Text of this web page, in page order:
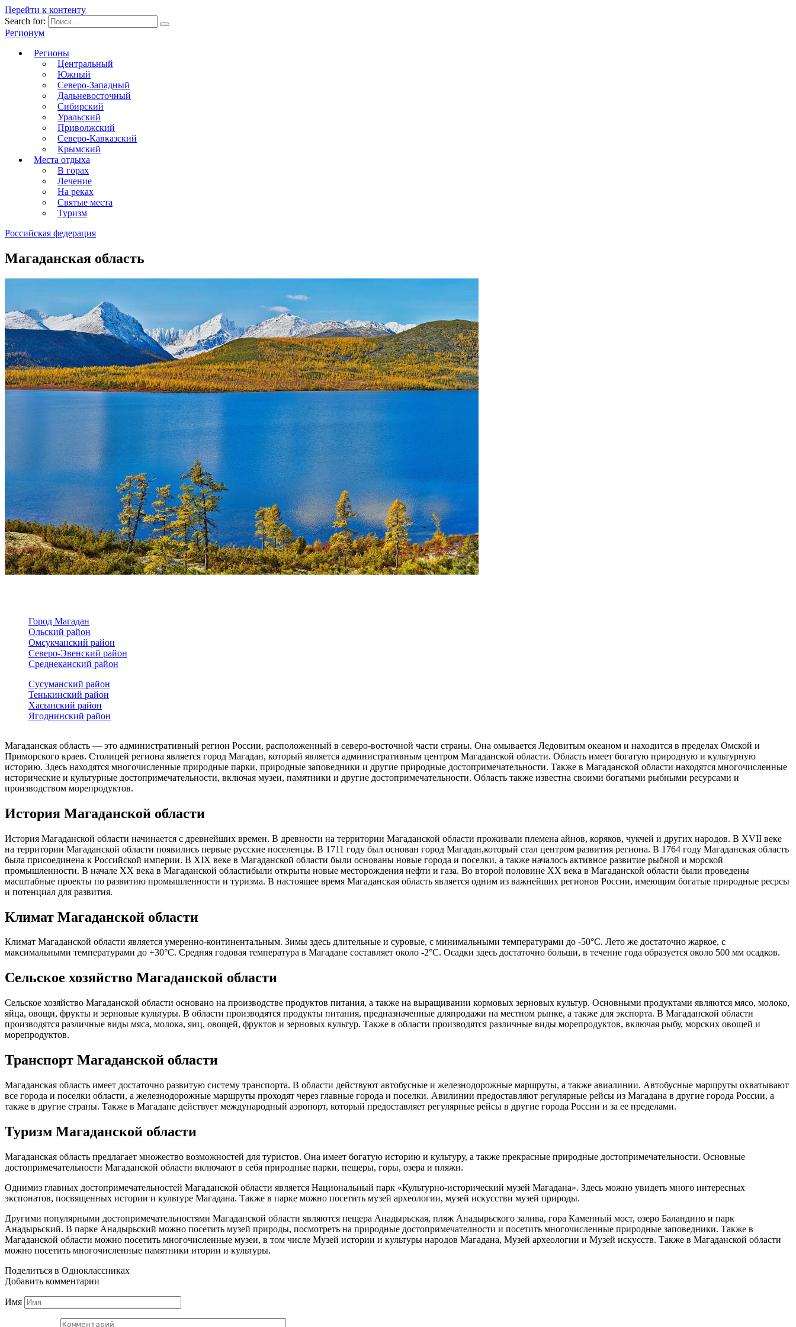
Перейти к контенту
Search for:
Регионум
Регионы
Центральный
Южный
Северо-Западный
Дальневосточный
Сибирский
Уральский
Приволжский
Северо-Кавказский
Крымский
Места отдыха
В горах
Лечение
На реках
Святые места
Туризм
Российская федерация
Магаданская область
Город Магадан
Ольский район
Омсукчанский район
Северо-Эвенский район
Среднеканский район
Сусуманский район
Тенькинский район
Хасынский район
Ягоднинский район
Магаданская область — это административный регион России, расположенный в северо-восточной части страны. Она омывается Ледовитым океаном и находится в пределах Омской и
Приморского краев. Столицей региона является город Магадан, который является административным центром Магаданской области. Область имеет богатую природную и культурную
историю. Здесь находятся многочисленные природные парки, природные заповедники и другие природные достопримечательности. Также в Магаданской области находятся многочисленные
исторические и культурные достопримечательности, включая музеи, памятники и другие достопримечательности. Область также известна своими богатыми рыбными ресурсами и
производством морепродуктов.
История Магаданской области
История Магаданской области начинается с древнейших времен. В древности на территории Магаданской области проживали племена айнов, коряков, чукчей и других народов. В XVII веке
на территории Магаданской области появились первые русские поселенцы. В 1711 году был основан город Магадан,который стал центром развития региона. В 1764 году Магаданская область
была присоединена к Российской империи. В XIX веке в Магаданской области были основаны новые города и поселки, а также началось активное развитие рыбной и морской
промышленности. В начале XX века в Магаданской областибыли открыты новые месторождения нефти и газа. Во второй половине XX века в Магаданской области были проведены
масштабные проекты по развитию промышленности и туризма. В настоящее время Магаданская область является одним из важнейших регионов России, имеющим богатые природные ресрсы
и потенциал для развития.
Климат Магаданской области
Климат Магаданской области является умеренно-континентальным. Зимы здесь длительные и суровые, с минимальными температурами до -50°C. Лето же достаточно жаркое, с
максимальными температурами до +30°C. Средняя годовая температура в Магадане составляет около -2°C. Осадки здесь достаточно больши, в течение года образуется около 500 мм осадков.
Сельское хозяйство Магаданской области
Сельское хозяйство Магаданской области основано на производстве продуктов питания, а также на выращивании кормовых зерновых культур. Основными продуктами являются мясо, молоко,
яйца, овощи, фрукты и зерновые культуры. В области производятся продукты питания, предназначенные дляпродажи на местном рынке, а также для экспорта. В Магаданской области
производятся различные виды мяса, молока, яиц, овощей, фруктов и зерновых культур. Также в области производятся различные виды морепродуктов, включая рыбу, морских овощей и
морепродуктов.
Транспорт Магаданской области
Магаданская область имеет достаточно развитую систему транспорта. В области действуют автобусные и железнодорожные маршруты, а также авиалинии. Автобусные маршруты охватывают
все города и поселки области, а железнодорожные маршруты проходят через главные города и поселки. Авилинии предоставляют регулярные рейсы из Магадана в другие города России, а
также в другие страны. Также в Магадане действует международный аэропорт, который предоставляет регулярные рейсы в другие города России и за ее пределами.
Туризм Магаданской области
Магаданская область предлагает множество возможностей для туристов. Она имеет богатую историю и культуру, а также прекрасные природные достопримечательности. Основные
достопримечательности Магаданской области включают в себя природные парки, пещеры, горы, озера и пляжи.
Однимиз главных достопримечательностей Магаданской области является Национальный парк «Культурно-исторический музей Магадана». Здесь можно увидеть много интересных
экспонатов, посвященных истории и культуре Магадана. Также в парке можно посетить музей археологии, музей искусстви музей природы.
Другими популярными достопримечательностями Магаданской области являются пещера Анадырьская, пляж Анадырьского залива, гора Каменный мост, озеро Баландино и парк
Анадырьский. В парке Анадырьский можно посетить музей природы, посмотреть на природные достопримечателности и посетить многочисленные природные заповедники. Также в
Магаданской области можно посетить многочисленные музеи, в том числе Музей истории и культуры народов Магадана, Музей археологии и Музей искусств. Также в Магаданской области
можно посетить многочисленные памятники итории и культуры.
Поделиться в Одноклассниках
Добавить комментарии
Имя